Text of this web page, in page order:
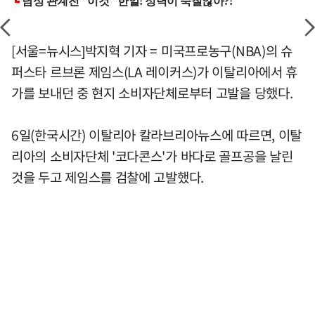
[서울=뉴시스]박지혁 기자 = 미국프로농구(NBA)의 슈
퍼스타 르브론 제임스(LA 레이커스)가 이탈리아에서 휴
가를 보내던 중 현지 소비자단체로부터 고발을 당했다.
6일(한국시간) 이탈리아 칼라브리아뉴스에 따르면, 이탈
리아의 소비자단체 '코다콘스'가 바다로 골프공을 날린
것을 두고 제임스를 검찰에 고발했다.